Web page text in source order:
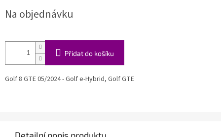
cena:
Na objednávku
Přidat do košíku
Golf 8 GTE 05/2024 - Golf e-Hybrid, Golf GTE